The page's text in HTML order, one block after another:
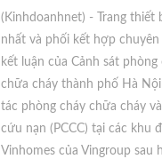
(Kinhdoanhnet) - Trang thiết
nhất và phối kết hợp chuyên
kết luận của Cảnh sát phòng
chữa cháy thành phố Hà
tác phòng cháy chữa cháy
cứu nạn (PCCC) tại các khu
Vinhomes của Vingroup sau